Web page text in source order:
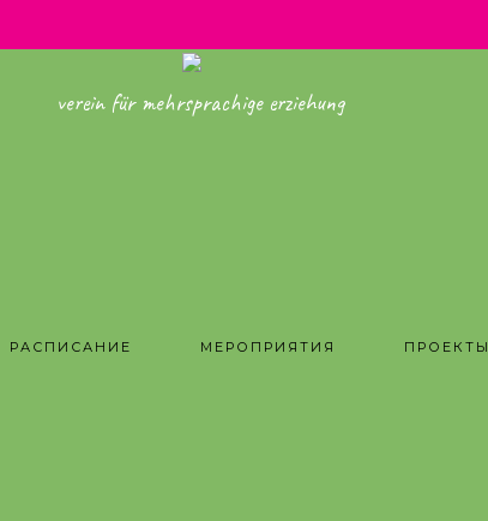
verein für mehrsprachige erziehung
РАСПИСАНИЕ МЕРОПРИЯТИЯ ПРОЕКТЫ